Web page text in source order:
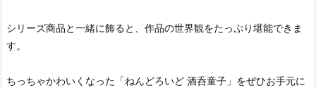
シリーズ商品と一緒に飾ると、作品の世界観をたっぷり堪能できま
す。
ちっちゃかわいくなった「ねんどろいど 酒呑童子」をぜひお手元に